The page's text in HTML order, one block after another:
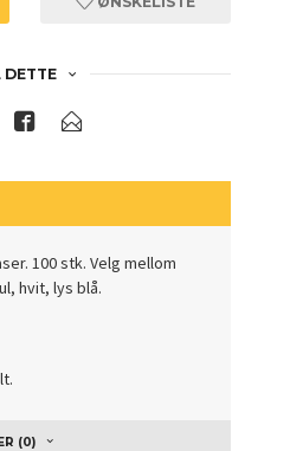
DETTE
100 stk. Velg mellom
hvit, lys blå.
(0)